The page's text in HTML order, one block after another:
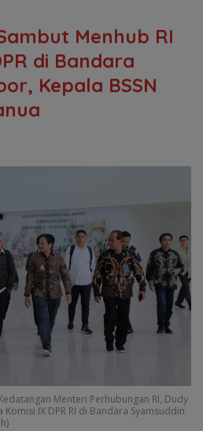
Menhub RI
di Bandara
Kepala BSSN
Menteri Perhubungan RI, Dudy
IX DPR RI di Bandara Syamsuddin